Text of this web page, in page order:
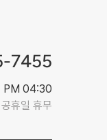
7455
04:30
휴일 휴무